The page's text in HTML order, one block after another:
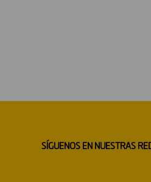
SÍGUENOS EN NUESTRAS